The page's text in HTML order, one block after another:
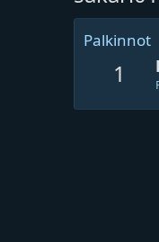
Palkinnot
1